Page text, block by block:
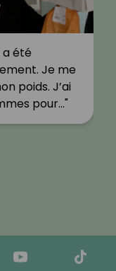
a été
Je me
poids. J’ai
pour…"